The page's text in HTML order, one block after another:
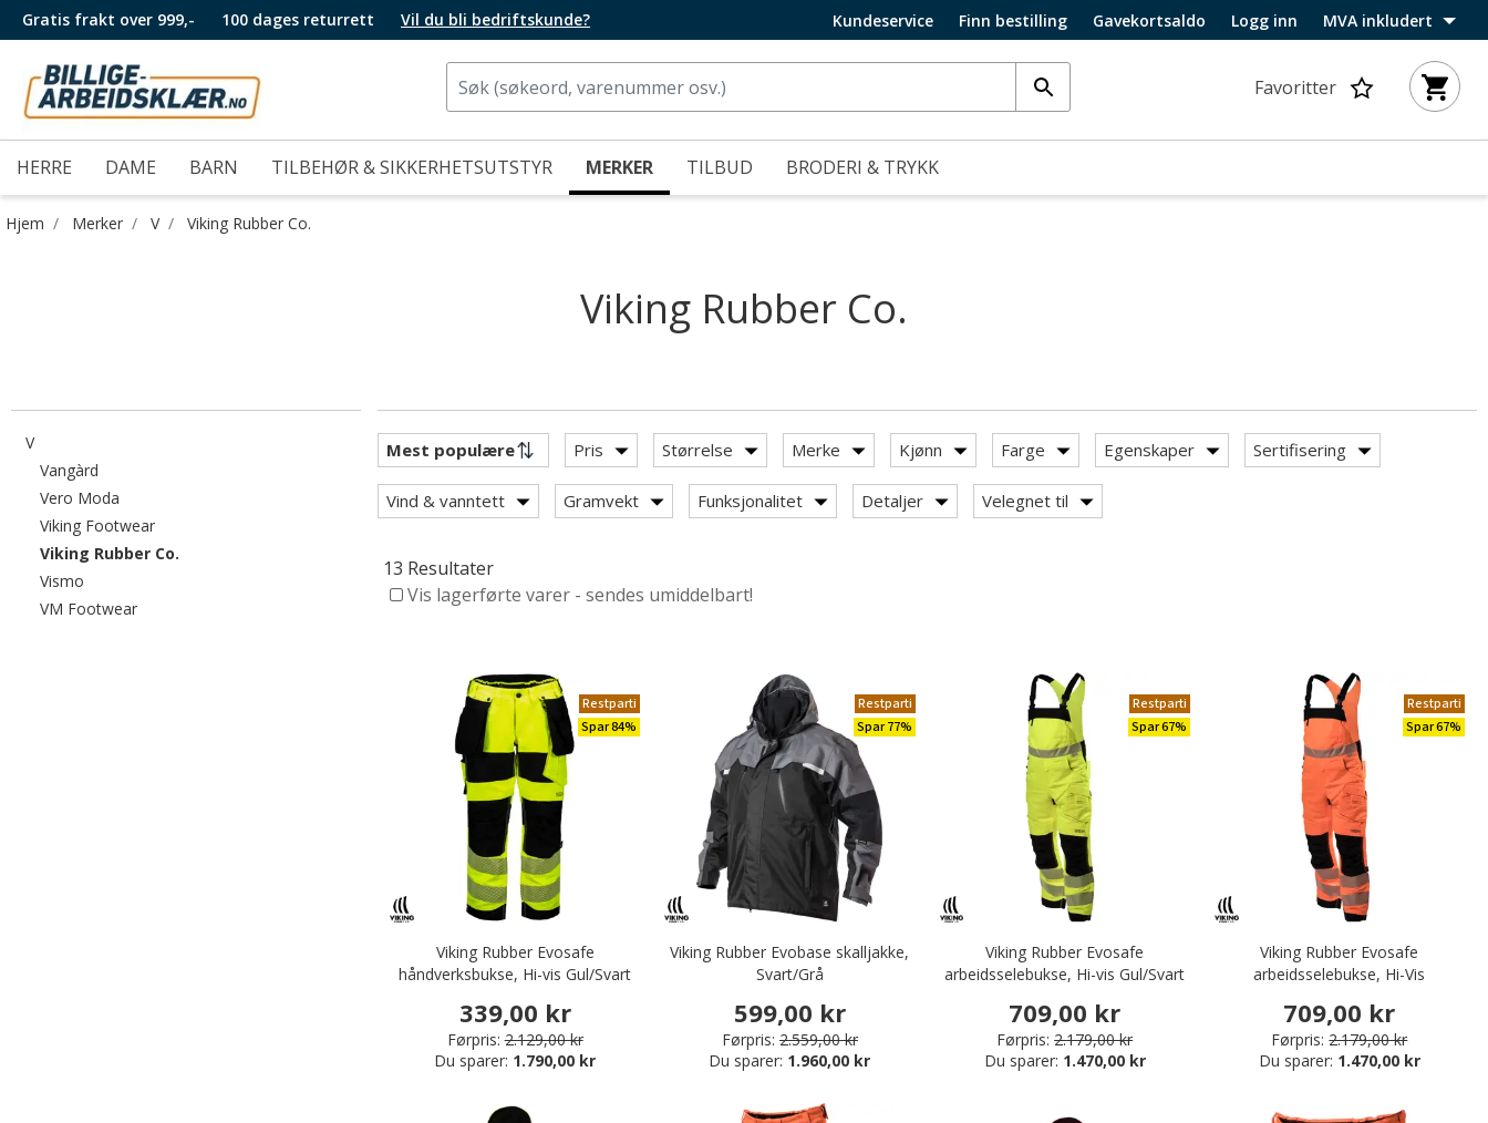
Gratis frakt over 999,- 100 dages returrett Vil du bli bedriftskunde? Kundeservice Finn bestilling Gavekortsaldo Logg inn MVA inkludert
Favoritter
HERRE DAME BARN TILBEHØR & SIKKERHETSUTSTYR MERKER TILBUD BRODERI & TRYKK
Hjem Merker V Viking Rubber Co.
Viking Rubber Co.
VFiltrer etter category: V
Vangàrd
Vero Moda
Viking FootwearFiltrer etter category: Viking Footwear
Viking Rubber Co.
Vismo
VM FootwearFiltrer etter category: VM Footwear
Pris Størrelse Merke Kjønn Farge Egenskaper Sertifisering
Vind & vanntett Gramvekt Funksjonalitet Detaljer Velegnet til
13 Resultater
Vis lagerførte varer - sendes umiddelbart!
Restparti
Spar 84%
Viking Rubber Evosafe
håndverksbukse, Hi-vis Gul/Svart
339,00 kr
Førpris: 2.129,00 kr
Du sparer: 1.790,00 kr
Restparti
Spar 77%
Viking Rubber Evobase skalljakke,
Svart/Grå
599,00 kr
Førpris: 2.559,00 kr
Du sparer: 1.960,00 kr
Restparti
Spar 67%
Viking Rubber Evosafe
arbeidsselebukse, Hi-vis Gul/Svart
709,00 kr
Førpris: 2.179,00 kr
Du sparer: 1.470,00 kr
Restparti
Spar 67%
Viking Rubber Evosafe
arbeidsselebukse, Hi-Vis
709,00 kr
Førpris: 2.179,00 kr
Du sparer: 1.470,00 kr